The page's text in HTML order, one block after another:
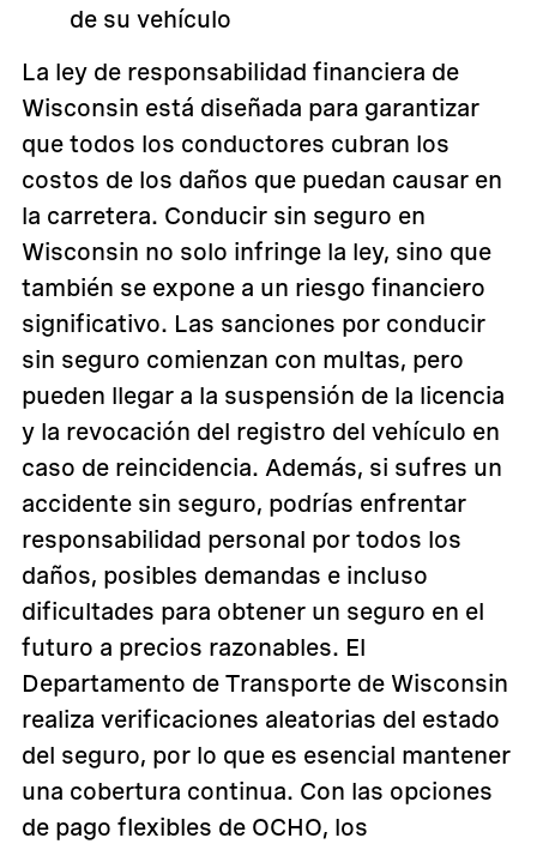
de su vehículo
La ley de responsabilidad financiera de
Wisconsin está diseñada para garantizar
que todos los conductores cubran los
costos de los daños que puedan causar en
la carretera. Conducir sin seguro en
Wisconsin no solo infringe la ley, sino que
también se expone a un riesgo financiero
significativo. Las sanciones por conducir
sin seguro comienzan con multas, pero
pueden llegar a la suspensión de la licencia
y la revocación del registro del vehículo en
caso de reincidencia. Además, si sufres un
accidente sin seguro, podrías enfrentar
responsabilidad personal por todos los
daños, posibles demandas e incluso
dificultades para obtener un seguro en el
futuro a precios razonables. El
Departamento de Transporte de Wisconsin
realiza verificaciones aleatorias del estado
del seguro, por lo que es esencial mantener
una cobertura continua. Con las opciones
de pago flexibles de OCHO, los